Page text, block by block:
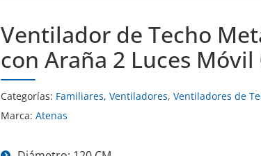
Ventilador de Techo
con Araña 2 Luces Móvil
Categorías: Familiares,Ventiladores,Ventiladores de
Marca:Atenas